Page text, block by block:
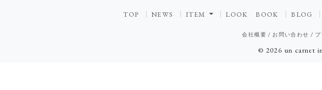
TOP NEWS ITEM LOOK BOOK BLOG
会社概要 / お問い合わせ /
© 2026 un carnet